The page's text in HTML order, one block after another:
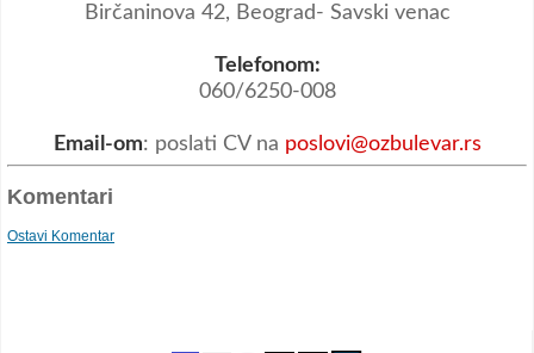
Birčaninova 42, Beograd- Savski venac
Telefonom:
060/6250-008
Email-om: poslati CV na poslovi@ozbulevar.rs
Komentari
Ostavi Komentar